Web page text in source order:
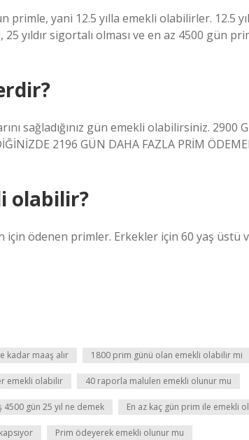
yani 12.5 yılla emekli olabilirler. 12.5
yıldır sigortalı olması ve en az 4500 gün
sağladığınız gün emekli olabilirsiniz. 2900
2196 GÜN DAHA FAZLA PRİM
olabilir?
için ödenen primler. Erkekler için 60 yaş üstü
kadar maaş alır 1800 prim günü olan emekli olabilir mi
emekli olabilir 40 raporla malulen emekli olunur mu
4500 gün 25 yıl ne demek En az kaç gün prim ile emekli
Prim ödeyerek emekli olunur mu